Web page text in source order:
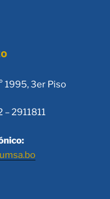
1995, 3er Piso
2911811